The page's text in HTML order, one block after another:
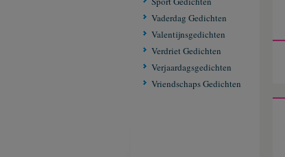
Vaderdag Gedichten
Valentijnsgedichten
Verdriet Gedichten
Verjaardagsgedichten
Vriendschaps Gedichten